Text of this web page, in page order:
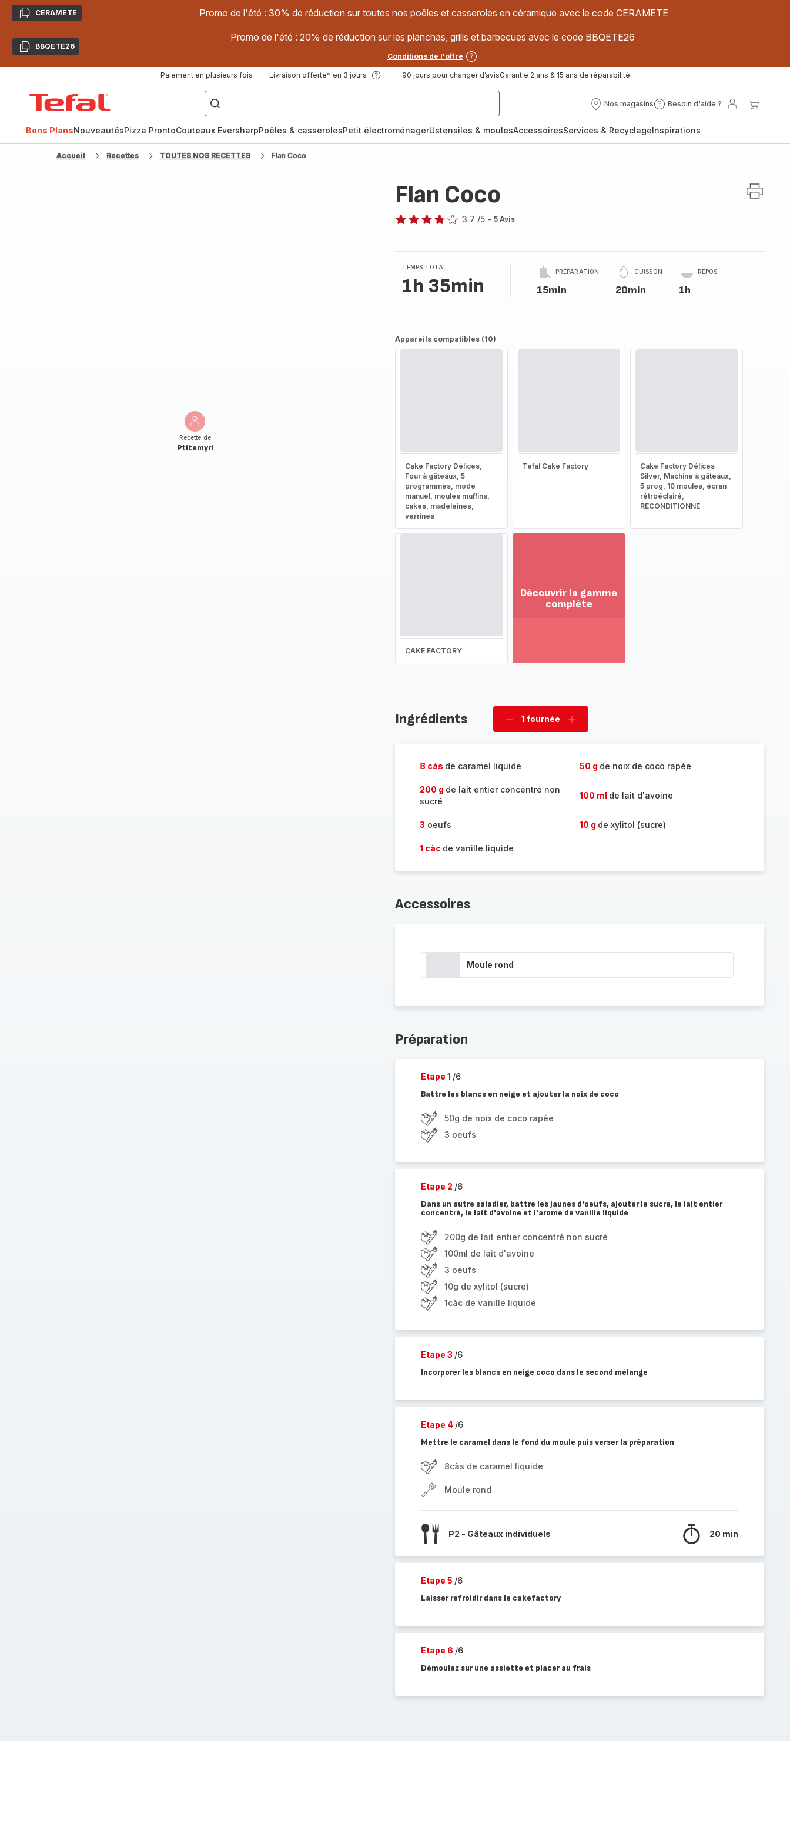
CopierCERAMETE Promo de l'été : 30% de réduction sur toutes nos poêles et casseroles en céramique avec le code CERAMETE
CopierBBQETE26
Promo de l'été : 20% de réduction sur les planchas, grills et barbecues avec le code BBQETE26
Conditions de l'offre
Paiement en plusieurs fois Livraison offerte* en 3 jours 90 jours pour changer d’avisGarantie 2 ans & 15 ans de réparabilité
["Poêles
inox,
Cake
Factory,
Nos magasins
Nos
Besoin d'aide ?
Besoin
?
Mon
Bons PlansNouveautésPizza ProntoCouteaux EversharpPoêles & casserolesPetit électroménagerUstensiles & moulesAccessoiresServices & RecyclageInspirations
Accueil Recettes TOUTES NOS RECETTES Flan Coco
Recette de
Ptitemyri
Flan Coco
3.7 /5 - 5 Avis
TEMPS TOTAL
1h 35min
PRÉPARATION
15min
CUISSON
20min
REPOS
1h
Appareils compatibles (10)
Cake Factory Délices,
Four à gâteaux, 5
programmes, mode
manuel, moules muffins,
cakes, madeleines,
verrines
Tefal Cake Factory
Cake Factory Délices
Silver, Machine à gâteaux,
5 prog, 10 moules, écran
rétroéclairé,
RECONDITIONNÉ
CAKE FACTORY
Découvrir la gamme
complète
la
Ingrédients
Supprimer
1 fournée
Ajouter
8 càs de caramel liquide 50 g de noix de coco rapée
200 g de lait entier concentré non
sucré
100 ml de lait d'avoine
3 oeufs 10 g de xylitol (sucre)
1 càc de vanille liquide
Accessoires
Moule rond
Préparation
Etape 1 /6
Battre les blancs en neige et ajouter la noix de coco
50g de noix de coco rapée
3 oeufs
Etape 2 /6
Dans un autre saladier, battre les jaunes d'oeufs, ajouter le sucre, le lait entier
concentré, le lait d'avoine et l'arome de vanille liquide
200g de lait entier concentré non sucré
100ml de lait d'avoine
3 oeufs
10g de xylitol (sucre)
1càc de vanille liquide
Etape 3 /6
Incorporer les blancs en neige coco dans le second mélange
Etape 4 /6
Mettre le caramel dans le fond du moule puis verser la préparation
8càs de caramel liquide
Moule rond
P2 - Gâteaux individuels 20 min
Etape 5 /6
Laisser refroidir dans le cakefactory
Etape 6 /6
Démoulez sur une assiette et placer au frais